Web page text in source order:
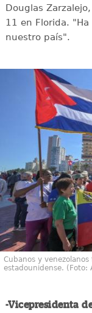
Douglas
11 en Florida.
nuestro país".
Cubanos y
estadounidense. (Foto:
-Vicepresidenta